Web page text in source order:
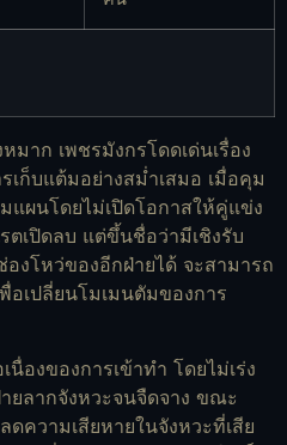
มาก เพชรมังกรโดดเด่นเรื่อง
เก็บแต้มอย่างสม่ำเสมอ เมื่อคุม
แผนโดยไม่เปิดโอกาสให้คู่แข่ง
ตเปิดลบ แต่ขึ้นชื่อว่ามีเชิงรับ
งโหว่ของอีกฝ่ายได้ จะสามารถ
อเปลี่ยนโมเมนตัมของการ
องของการเข้าทำ โดยไม่เร่ง
ยลากจังหวะจนจืดจาง ขณะ
ความเสียหายในจังหวะที่เสีย